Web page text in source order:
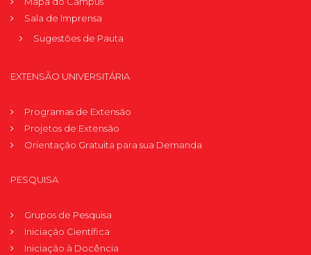
Sala de Imprensa
Sugestões de Pauta
EXTENSÃO UNIVERSITÁRIA
Programas de Extensão
Projetos de Extensão
Orientação Gratuita para sua Demanda
PESQUISA
Grupos de Pesquisa
Iniciação Científica
Iniciação à Docência